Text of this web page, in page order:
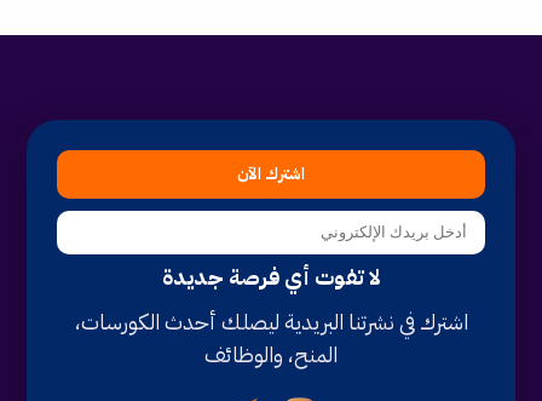
اشترك الآن
لا تفوت أي فرصة جديدة
اشترك في نشرتنا البريدية ليصلك أحدث الكورسات،
المنح، والوظائف